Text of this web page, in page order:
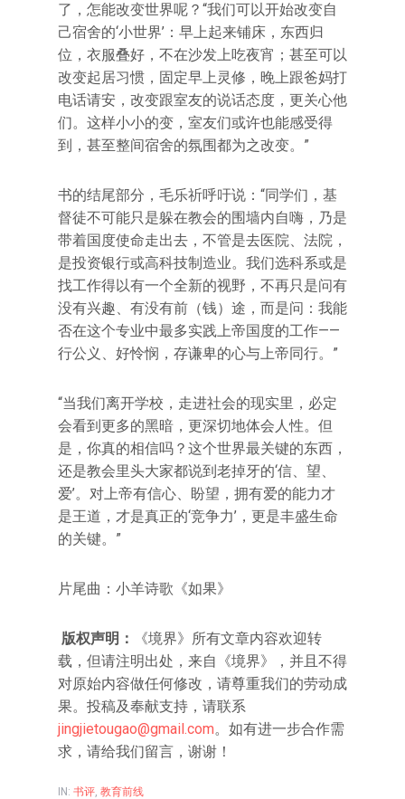
了，怎能改变世界呢？“我们可以开始改变自
己宿舍的‘小世界’：早上起来铺床，东西归
位，衣服叠好，不在沙发上吃夜宵；甚至可以
改变起居习惯，固定早上灵修，晚上跟爸妈打
电话请安，改变跟室友的说话态度，更关心他
们。这样小小的变，室友们或许也能感受得
到，甚至整间宿舍的氛围都为之改变。”
书的结尾部分，毛乐祈呼吁说：“同学们，基
督徒不可能只是躲在教会的围墙内自嗨，乃是
带着国度使命走出去，不管是去医院、法院，
是投资银行或高科技制造业。我们选科系或是
找工作得以有一个全新的视野，不再只是问有
没有兴趣、有没有前（钱）途，而是问：我能
否在这个专业中最多实践上帝国度的工作——
行公义、好怜悯，存谦卑的心与上帝同行。”
“当我们离开学校，走进社会的现实里，必定
会看到更多的黑暗，更深切地体会人性。但
是，你真的相信吗？这个世界最关键的东西，
还是教会里头大家都说到老掉牙的‘信、望、
爱’。对上帝有信心、盼望，拥有爱的能力才
是王道，才是真正的‘竞争力’，更是丰盛生命
的关键。”
片尾曲：小羊诗歌《如果》
版权声明：
《境界》所有文章内容欢迎转
载，但请注明出处，来自《境界》，并且不得
对原始内容做任何修改，请尊重我们的劳动成
果。投稿及奉献支持，请联系
jingjietougao@gmail.com。如有进一步合作需
求，请给我们留言，谢谢！
IN: 书评, 教育前线